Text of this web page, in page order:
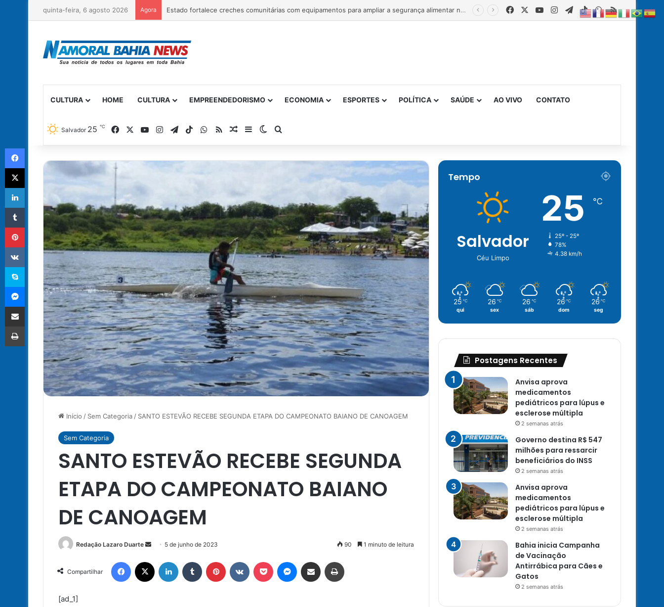
quinta-feira, 6 agosto 2026 Agora Governo da Bahia entrega 1ª etapa da requalificação do Parque Metropolitano de Pituaçu FacebookYouTubeInstagram
Telegram
TikTokWhatsApp
RSS
CULTURA HOME CULTURA EMPREENDEDORISMO ECONOMIA ESPORTES POLÍTICA SAÚDE AO VIVO CONTATO
Salvador 25 ℃ FacebookYouTubeInstagram
TelegramTikTokWhatsApp
RSSArtigo Aleatório
Barra Lateral
Switch skin
Procurar por
Início / Sem Categoria / SANTO ESTEVÃO RECEBE SEGUNDA ETAPA DO CAMPEONATO BAIANO DE CANOAGEM
Sem Categoria
SANTO ESTEVÃO RECEBE SEGUNDA
ETAPA DO CAMPEONATO BAIANO
DE CANOAGEM
Redação Lazaro Duarte
Mande
e-
mail
5 de junho de 2023 90 1 minuto de leitura
Compartilhar
Facebook Linkedin Tumblr Pinterest Pocket Messenger
Compartilhar via e-mail
[ad_1]
Tempo
Salvador
Céu Limpo
25 ℃
25º - 25º
78%
4.38 km/h
25 ℃
qui
26 ℃
sex
26 ℃
sáb
26 ℃
dom
26 ℃
seg
Postagens Recentes
Anvisa aprova
medicamentos
pediátricos para lúpus e
esclerose múltipla
2 semanas atrás
Governo destina R$ 547
milhões para ressarcir
beneficiários do INSS
2 semanas atrás
Anvisa aprova
medicamentos
pediátricos para lúpus e
esclerose múltipla
2 semanas atrás
Bahia inicia Campanha
de Vacinação
Antirrábica para Cães e
Gatos
2 semanas atrás
Facebook
X
Linkedin
Tumblr
Pinterest
VK
Skype
Messenger
Compartilhar via e-mail
Imprimir